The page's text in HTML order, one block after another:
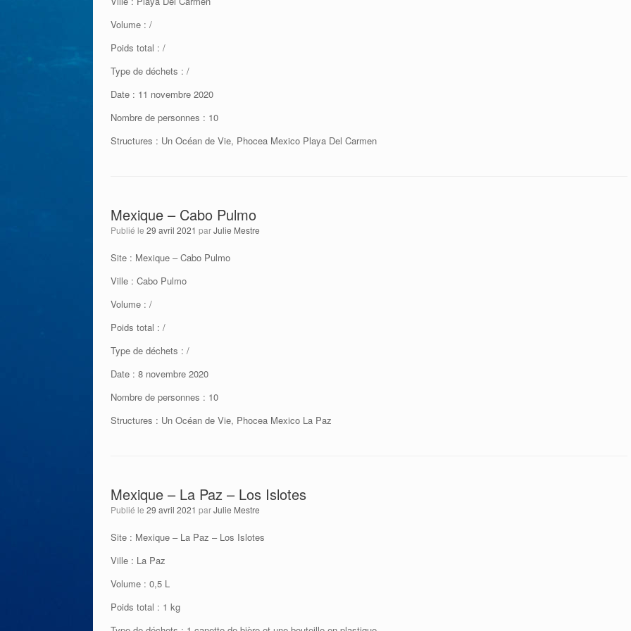
Volume : /
Poids total : /
Type de déchets : /
Date : 11 novembre 2020
Nombre de personnes : 10
Structures : Un Océan de Vie, Phocea Mexico Playa Del Carmen
Mexique – Cabo Pulmo
Publié le 29 avril 2021 parJulie Mestre
Site : Mexique – Cabo Pulmo
Ville : Cabo Pulmo
Volume : /
Poids total : /
Type de déchets : /
Date : 8 novembre 2020
Nombre de personnes : 10
Structures : Un Océan de Vie, Phocea Mexico La Paz
Mexique – La Paz – Los Islotes
Publié le 29 avril 2021 parJulie Mestre
Site : Mexique – La Paz – Los Islotes
Ville : La Paz
Volume : 0,5 L
Poids total : 1 kg